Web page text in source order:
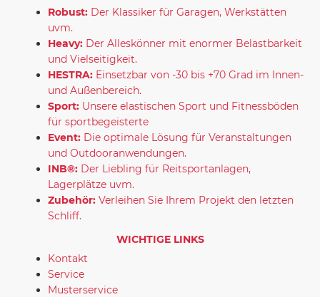
Robust: Der Klassiker für Garagen, Werkstätten
uvm.
Heavy: Der Alleskönner mit enormer Belastbarkeit
und Vielseitigkeit.
HESTRA: Einsetzbar von -30 bis +70 Grad im Innen-
und Außenbereich.
Sport: Unsere elastischen Sport und Fitnessböden
für sportbegeisterte
Event: Die optimale Lösung für Veranstaltungen
und Outdooranwendungen.
INB®: Der Liebling für Reitsportanlagen,
Lagerplätze uvm.
Zubehör: Verleihen Sie Ihrem Projekt den letzten
Schliff.
WICHTIGE LINKS
Kontakt
Service
Musterservice